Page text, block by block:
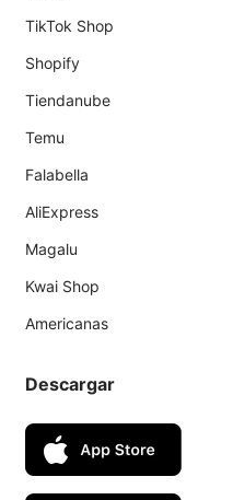
TikTok Shop
Shopify
Tiendanube
Temu
Falabella
AliExpress
Magalu
Kwai Shop
Americanas
Descargar